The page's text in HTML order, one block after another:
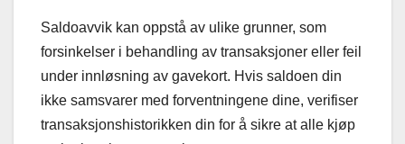
Saldoavvik kan oppstå av ulike grunner, som
forsinkelser i behandling av transaksjoner eller feil
under innløsning av gavekort. Hvis saldoen din
ikke samsvarer med forventningene dine, verifiser
transaksjonshistorikken din for å sikre at alle kjøp